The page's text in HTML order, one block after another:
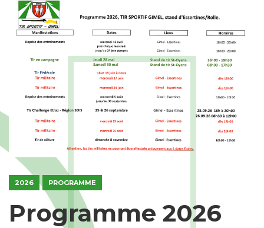
2026 PROGRAMME
Programme 2026